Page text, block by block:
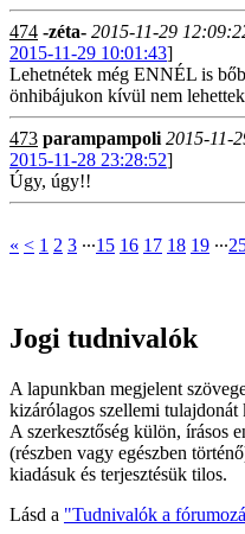
474 -zéta- 2015-11-29
2015-11-29 10:01:43]
Lehetnétek még ENNÉL is
önhibájukon kívül nem
473 parampampoli 2015-11-
2015-11-28 23:28:52]
Úgy, úgy!!
« < 1 2 3 ∙∙∙15 16 17 18 19 ∙∙∙
Jogi tudnivalók
A lapunkban megjelent
kizárólagos szellemi
A szerkesztőség külön, írásos
(részben vagy egészben
kiadásuk és terjesztésük tilos.
Lásd a "Tudnivalók a